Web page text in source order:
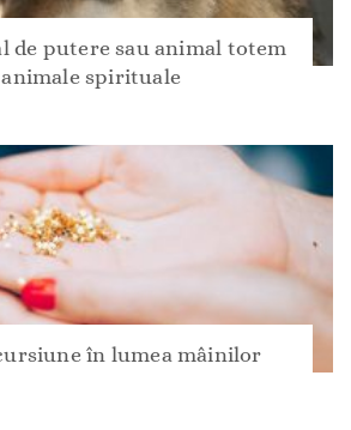
de putere sau animal totem
animale spirituale
în lumea mâinilor